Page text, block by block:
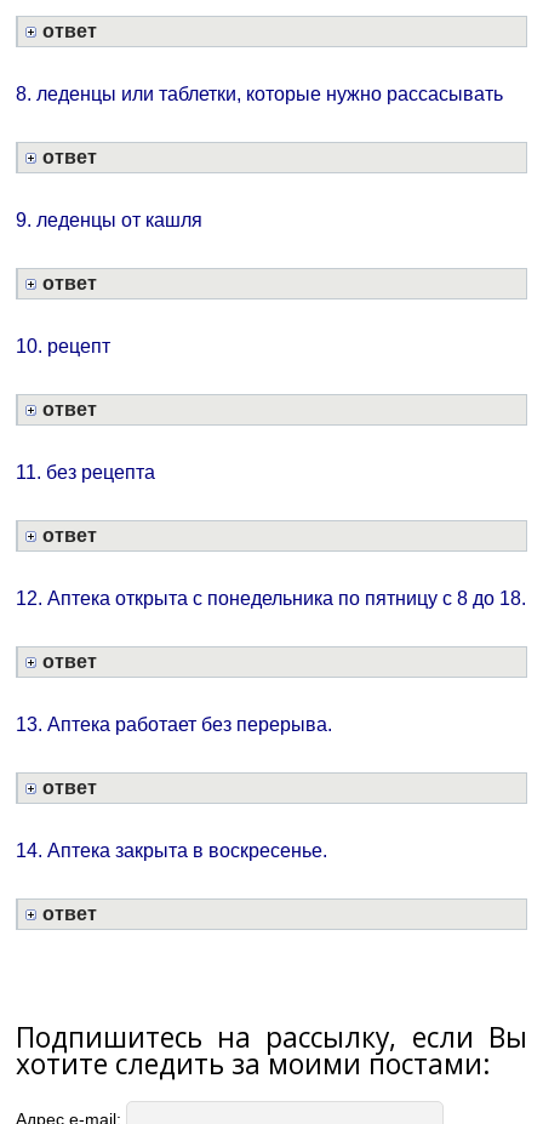
ответ
8. леденцы или таблетки, которые нужно рассасывать
ответ
9. леденцы от кашля
ответ
10. рецепт
ответ
11. без рецепта
ответ
12. Аптека открыта с понедельника по пятницу с 8 до 18.
ответ
13. Аптека работает без перерыва.
ответ
14. Аптека закрыта в воскресенье.
ответ
Подпишитесь на рассылку, если Вы
хотите следить за моими постами:
Адрес e-mail: